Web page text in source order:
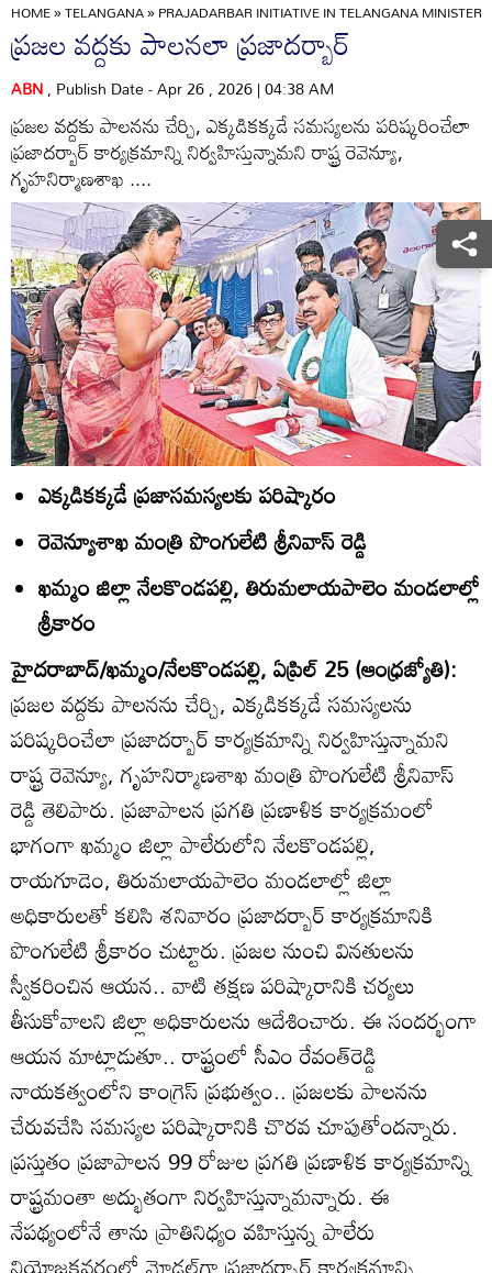
HOME»TELANGANA»PRAJADARBAR INITIATIVE IN TELANGANA
ప్రజల వద్దకు పాలనలా ప్రజాదర్బార్‌
ABN, Publish Date - Apr 26 , 2026 | 04:38 AM
ప్రజల వద్దకు పాలనను చేర్చి, ఎక్కడికక్కడే సమస్యలను పరిష్కరించేలా
ప్రజాదర్బార్‌ కార్యక్రమాన్ని నిర్వహిస్తున్నామని రాష్ట్ర రెవెన్యూ,
గృహనిర్మాణశాఖ ....
ఎక్కడికక్కడే ప్రజాసమస్యలకు పరిష్కారం
రెవెన్యూశాఖ మంత్రి పొంగులేటి శ్రీనివాస్‌ రెడ్డి
ఖమ్మం జిల్లా నేలకొండపల్లి, తిరుమలాయపాలెం మండలాల్లో
శ్రీకారం
హైదరాబాద్‌/ఖమ్మం/నేలకొండపల్లి, ఏప్రిల్‌ 25 (ఆంధ్రజ్యోతి):
ప్రజల వద్దకు పాలనను చేర్చి, ఎక్కడికక్కడే సమస్యలను
పరిష్కరించేలా ప్రజాదర్బార్‌ కార్యక్రమాన్ని నిర్వహిస్తున్నామని
రాష్ట్ర రెవెన్యూ, గృహనిర్మాణశాఖ మంత్రి పొంగులేటి శ్రీనివాస్‌
రెడ్డి తెలిపారు. ప్రజాపాలన ప్రగతి ప్రణాళిక కార్యక్రమంలో
భాగంగా ఖమ్మం జిల్లా పాలేరులోని నేలకొండపల్లి,
రాయగూడెం, తిరుమలాయపాలెం మండలాల్లో జిల్లా
అధికారులతో కలిసి శనివారం ప్రజాదర్బార్‌ కార్యక్రమానికి
పొంగులేటి శ్రీకారం చుట్టారు. ప్రజల నుంచి వినతులను
స్వీకరించిన ఆయన.. వాటి తక్షణ పరిష్కారానికి చర్యలు
తీసుకోవాలని జిల్లా అధికారులను ఆదేశించారు. ఈ సందర్భంగా
ఆయన మాట్లాడుతూ.. రాష్ట్రంలో సీఎం రేవంత్‌రెడ్డి
నాయకత్వంలోని కాంగ్రెస్‌ ప్రభుత్వం.. ప్రజలకు పాలనను
చేరువచేసి సమస్యల పరిష్కారానికి చొరవ చూపుతోందన్నారు.
ప్రస్తుతం ప్రజాపాలన 99 రోజుల ప్రగతి ప్రణాళిక కార్యక్రమాన్ని
రాష్ట్రమంతా అద్భుతంగా నిర్వహిస్తున్నామన్నారు. ఈ
నేపథ్యంలోనే తాను ప్రాతినిధ్యం వహిస్తున్న పాలేరు